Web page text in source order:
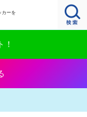
カーを